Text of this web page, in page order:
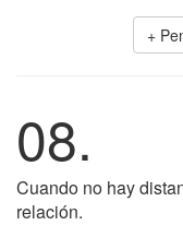
+
08.
Cuando no hay
relación.